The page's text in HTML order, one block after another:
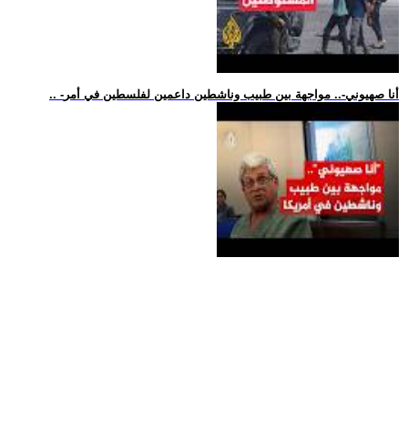
.. -أنا صهيوني-.. مواجهة بين طبيب وناشطين داعمين لفلسطين في أمر